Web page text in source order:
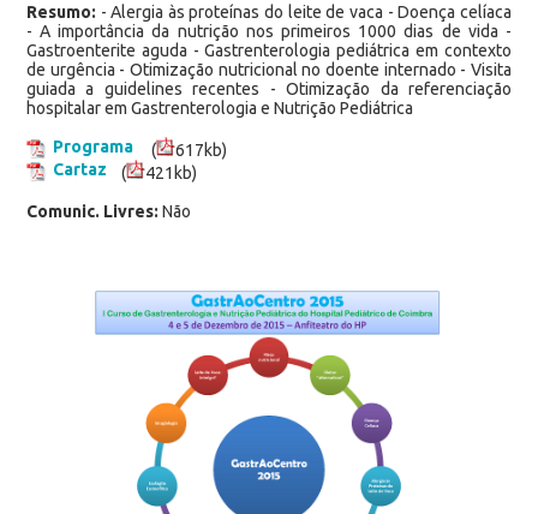
Resumo: - Alergia às proteínas do leite de vaca - Doença celíaca
- A importância da nutrição nos primeiros 1000 dias de vida -
Gastroenterite aguda - Gastrenterologia pediátrica em contexto
de urgência - Otimização nutricional no doente internado - Visita
guiada a guidelines recentes - Otimização da referenciação
hospitalar em Gastrenterologia e Nutrição Pediátrica
Programa
(
617kb)
Cartaz
(
421kb)
Comunic. Livres: Não